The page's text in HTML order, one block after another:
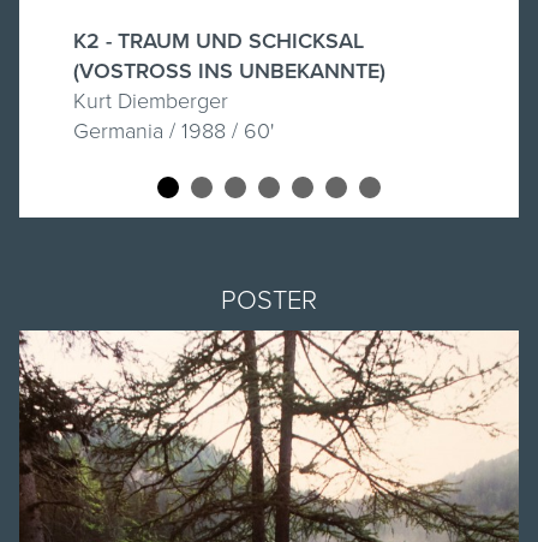
K2 - TRAUM UND SCHICKSAL
(VOSTROSS INS UNBEKANNTE)
Kurt Diemberger
Germania / 1988 / 60'
POSTER